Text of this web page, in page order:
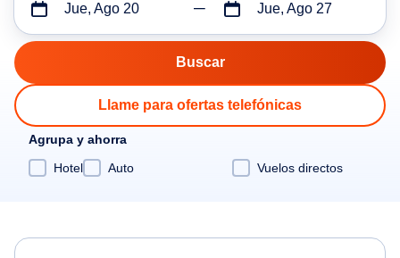
Jue, Ago 20 Jue, Ago 27
Llame para ofertas telefónicas
Agrupa y ahorra
Hotel
Auto Vuelos directos